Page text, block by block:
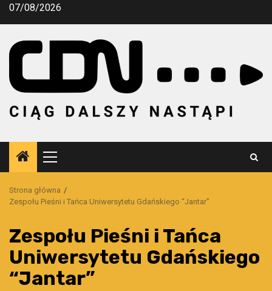
Przejdź
07/08/2026
Menu
główne
Strona główna
Zespołu Pieśni i Tańca Uniwersytetu Gdańskiego “Jantar”
Zespołu Pieśni i Tańca
Uniwersytetu Gdańskiego
“Jantar”